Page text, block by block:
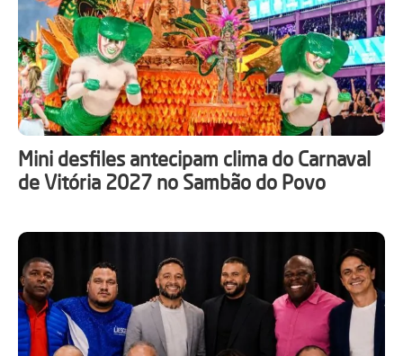
Mini desfiles antecipam clima do Carnaval
de Vitória 2027 no Sambão do Povo